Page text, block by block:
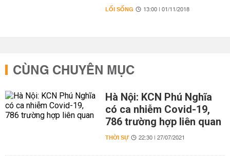
LỐI SỐNG 13:00 | 01/11/2018
CÙNG CHUYÊN MỤC
Hà Nội: KCN Phú Nghĩa
có ca nhiễm Covid-19,
786 trường hợp liên quan
THỜI SỰ 22:30 | 27/07/2021